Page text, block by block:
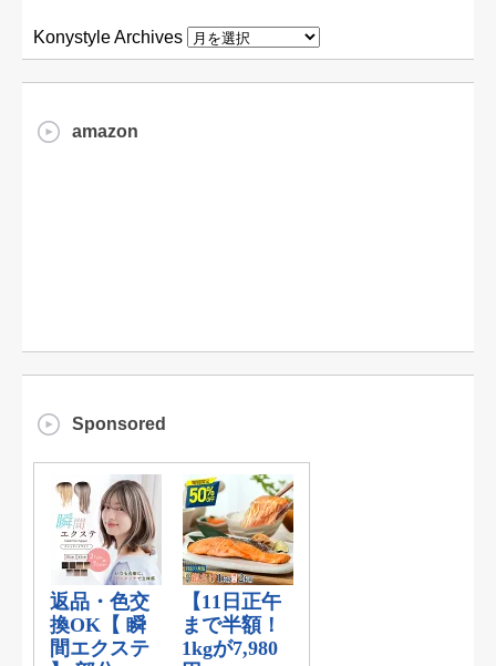
Konystyle Archives
amazon
Sponsored